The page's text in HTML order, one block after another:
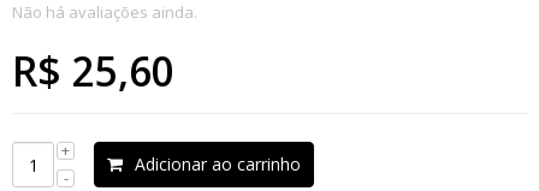
Não há avaliações ainda.
R$ 25,60
Adicionar ao carrinho